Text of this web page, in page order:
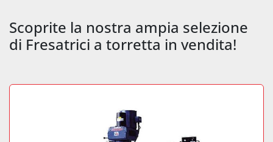
Fresatrici a torretta
Ordina per
Scoprite la nostra ampia selezione
di Fresatrici a torretta in vendita!